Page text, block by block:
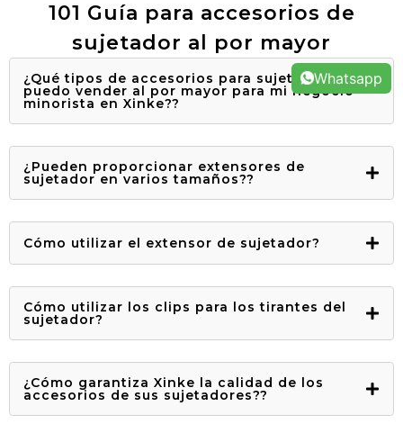
101 Guía para accesorios de
sujetador al por mayor
¿Qué tipos de accesorios para sujetadores
puedo vender al por mayor para mi negocio
minorista en Xinke??
¿Pueden proporcionar extensores de
sujetador en varios tamaños??
Cómo utilizar el extensor de sujetador?
Cómo utilizar los clips para los tirantes del
sujetador?
¿Cómo garantiza Xinke la calidad de los
accesorios de sus sujetadores??
Whatsapp